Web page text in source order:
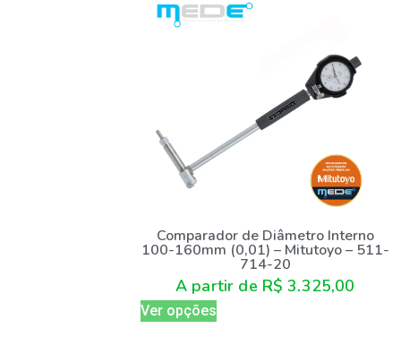
Comparador de Diâmetro Interno
100-160mm (0,01) – Mitutoyo – 511-
714-20
A partir de R$ 3.325,00
Ver opções